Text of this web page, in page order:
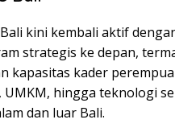
kini kembali aktif
strategis ke depan,
kapasitas kader
hingga teknologi
dan luar Bali.